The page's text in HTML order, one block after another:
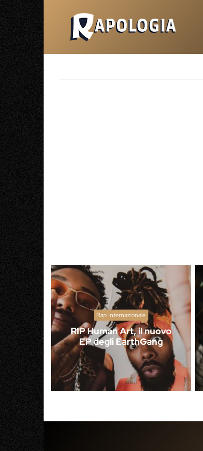
Rap Internazionale
RIP Human Art, il nuovo
EP degli EarthGang